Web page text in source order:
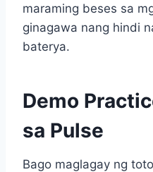
maraming beses sa
ginagawa nang hindi
baterya.
Demo
sa Pulse
Bago maglagay ng